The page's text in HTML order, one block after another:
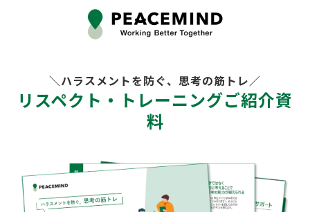
＼ハラスメントを防ぐ、思考の筋トレ／
リスペクト・トレーニングご紹介資
料